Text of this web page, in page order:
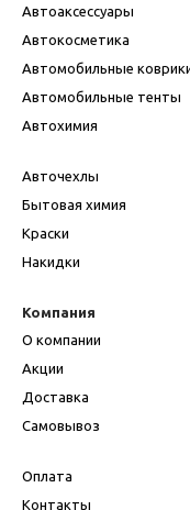
Автоаксессуары
Автокосметика
Автомобильные
Автомобильные тенты
Автохимия
Авточехлы
Бытовая химия
Краски
Накидки
Компания
О компании
Акции
Доставка
Самовывоз
Оплата
Контакты